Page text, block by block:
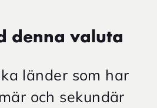
denna valuta
länder som har
och sekundär